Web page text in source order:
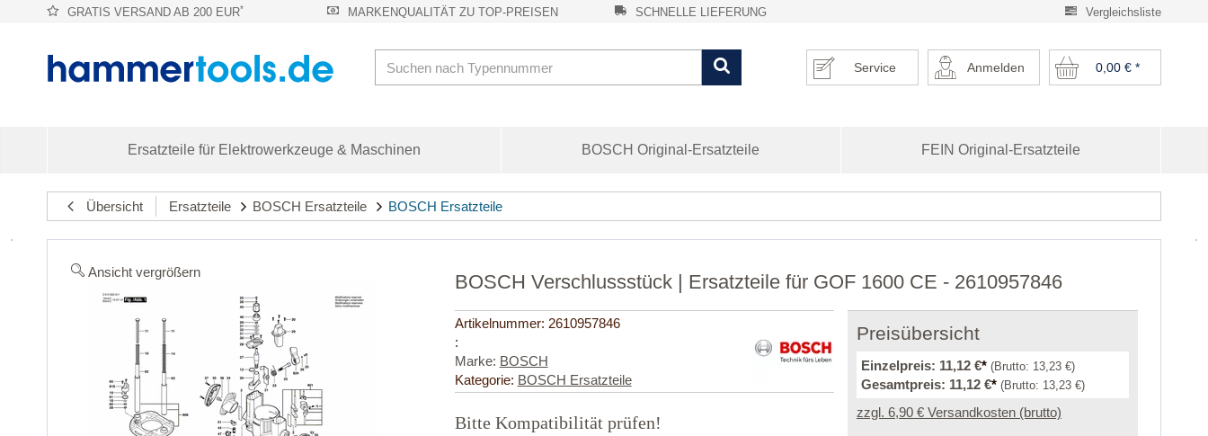
Vergleichsliste
GRATIS VERSAND AB 200 EUR* MARKENQUALITÄT ZU TOP-PREISEN SCHNELLE LIEFERUNG
0,00 €*
Anmelden
Service
Ersatzteile für Elektrowerkzeuge & Maschinen BOSCH Original-Ersatzteile FEIN Original-Ersatzteile
Übersicht Ersatzteile BOSCH Ersatzteile BOSCH Ersatzteile
Ansicht vergrößern BOSCH Verschlussstück | Ersatzteile für GOF 1600 CE - 2610957846
Artikelnummer: 2610957846
:
Marke: BOSCH
Kategorie: BOSCH Ersatzteile
Bitte Kompatibilität prüfen!
Preisübersicht
Einzelpreis: 11,12 €* (Brutto: 13,23 €)
Gesamtpreis: 11,12 €* (Brutto: 13,23 €)
zzgl. 6,90 € Versandkosten (brutto)